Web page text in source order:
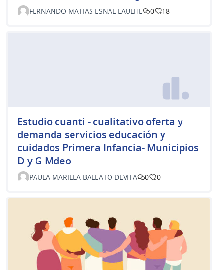
FERNANDO MATIAS ESNAL LAULHE 0 18
Estudio cuanti - cualitativo oferta y
demanda servicios educación y
cuidados Primera Infancia- Municipios
D y G Mdeo
PAULA MARIELA BALEATO DEVITA 0 0